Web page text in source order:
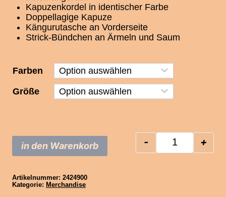
Kapuzenkordel in identischer Farbe
Doppellagige Kapuze
Kängurutasche an Vorderseite
Strick-Bündchen an Ärmeln und Saum
Farben
Größe
Pyro in
- +
in den Warenkorb
Artikelnummer: 2424900
Kategorie: Merchandise